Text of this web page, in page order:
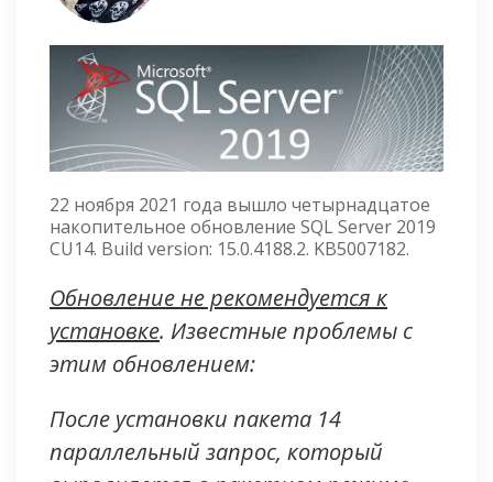
22 ноября 2021 года вышло четырнадцатое
накопительное обновление SQL Server 2019
CU14. Build version: 15.0.4188.2. KB5007182.
Обновление не рекомендуется к
установке. Известные проблемы с
этим обновлением:
После установки пакета 14
параллельный запрос, который